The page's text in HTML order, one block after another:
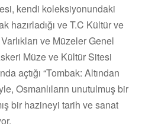
kendi koleksiyonundaki
hazırladığı ve T.C Kültür ve
ve Müzeler Genel
Müze ve Kültür Sitesi
açtığı “Tombak: Altından
Osmanlıların unutulmuş bir
bir hazineyi tarih ve sanat